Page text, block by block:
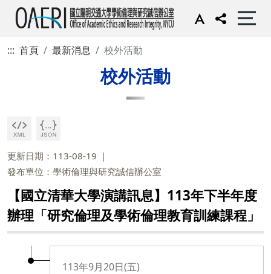
::: 首頁 最新消息 校外活動
校外活動
更新日期：113-08-19
發布單位：學術倫理與研究誠信辦公室
【國立清華大學演講訊息】113年下半年度
辦理「研究倫理及學術倫理教育訓練課程」
113年9月20日(五)